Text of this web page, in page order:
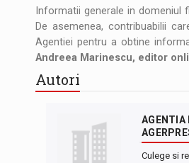
Informatii generale in domeniul
De asemenea, contribuabilii
Agentiei pentru a obtine
Andreea Marinescu, editor
Autori
AGENTIA
Culege si